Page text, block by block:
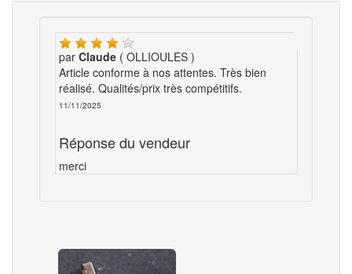
par Claude ( OLLIOULES )
Article conforme à nos attentes. Très bien
réalisé. Qualités/prix très compétitifs.
11/11/2025
Réponse du vendeur
merci